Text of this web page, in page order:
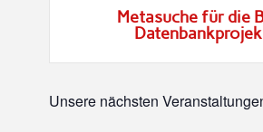
Metasuche für die
Unsere nächsten